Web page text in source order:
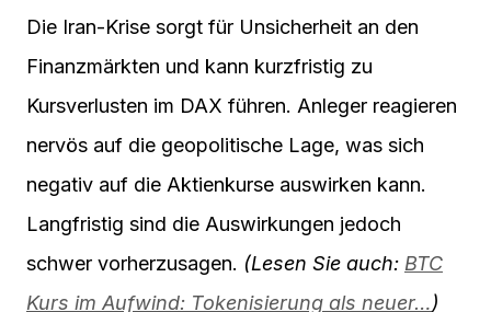
Die Iran-Krise sorgt für Unsicherheit an den
Finanzmärkten und kann kurzfristig zu
Kursverlusten im DAX führen. Anleger reagieren
nervös auf die geopolitische Lage, was sich
negativ auf die Aktienkurse auswirken kann.
Langfristig sind die Auswirkungen jedoch
schwer vorherzusagen. (Lesen Sie auch: BTC
Kurs im Aufwind: Tokenisierung als neuer…)